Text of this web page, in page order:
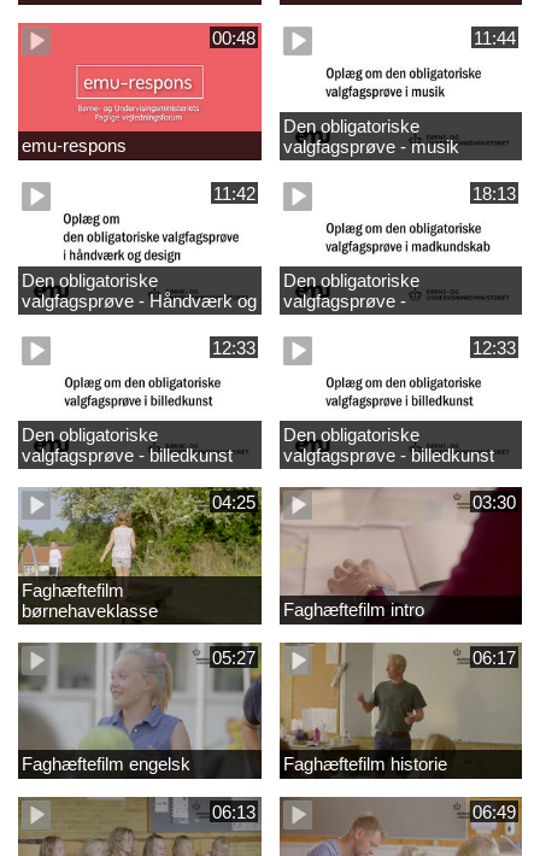
00:48
emu-respons
11:44
Den obligatoriske
valgfagsprøve - musik
11:42
Den obligatoriske
valgfagsprøve - Håndværk og
design
18:13
Den obligatoriske
valgfagsprøve -
madkundskab
12:33
Den obligatoriske
valgfagsprøve - billedkunst
større LK
12:33
Den obligatoriske
valgfagsprøve - billedkunst
04:25
Faghæftefilm
børnehaveklasse
03:30
Faghæftefilm intro
05:27
Faghæftefilm engelsk
06:17
Faghæftefilm historie
06:13 06:49